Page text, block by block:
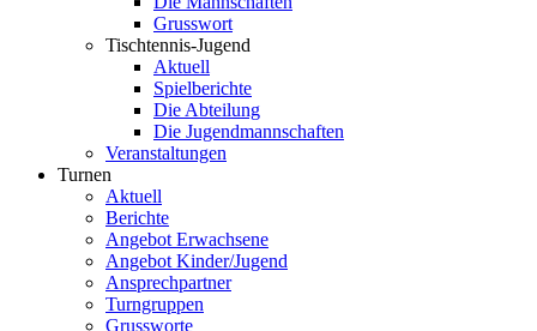
Grusswort
Tischtennis-Jugend
Aktuell
Spielberichte
Die Abteilung
Die Jugendmannschaften
Veranstaltungen
Turnen
Aktuell
Berichte
Angebot Erwachsene
Angebot Kinder/Jugend
Ansprechpartner
Turngruppen
Grussworte